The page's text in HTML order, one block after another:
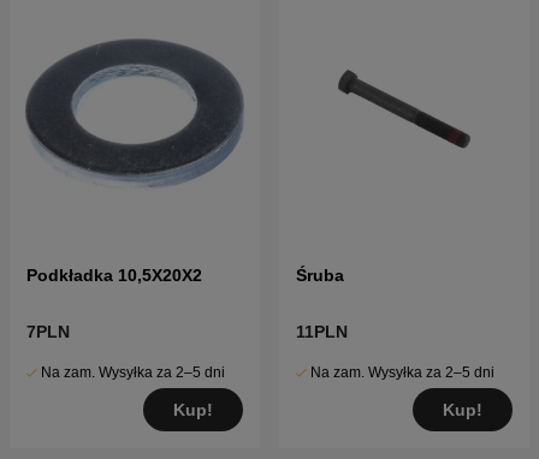
Podkładka 10,5X20X2
7PLN
Na zam. Wysyłka za 2–5 dni
Kup!
Śruba
11PLN
Na zam. Wysyłka za 2–5 dni
Kup!